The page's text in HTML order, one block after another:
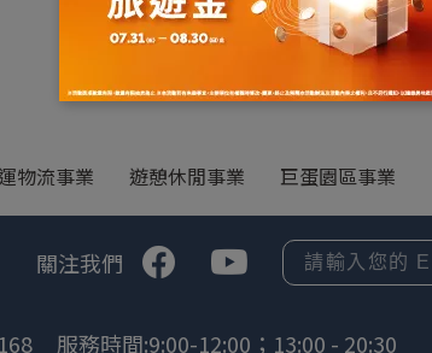
物流事業 遊憩休閒事業 巨蛋園區事業
關注我們
服務時間:9:00-12:00；13:00 - 20:30